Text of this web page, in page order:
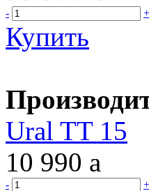
- +
Купить
Ural TT 15
10 990 a
- +